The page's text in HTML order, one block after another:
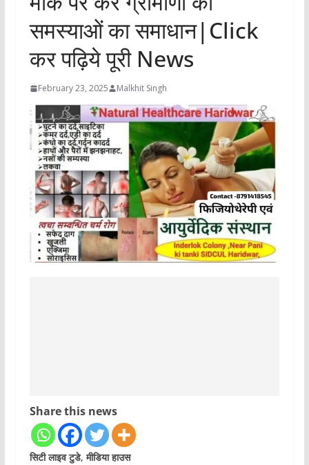
समस्याओं का समाधान|Click
कर पढ़िये पूरी News
February 23, 2025 Malkhit Singh
Share this news
सिटी लाइव टुडे, मीडिया हाउस